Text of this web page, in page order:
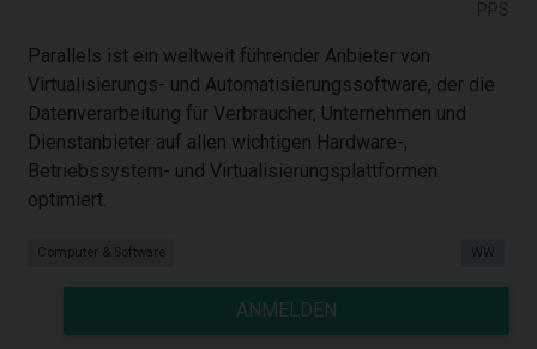
Parallels ist ein weltweit führender Anbieter von
Virtualisierungs- und Automatisierungssoftware, der die
Datenverarbeitung für Verbraucher, Unternehmen und
Dienstanbieter auf allen wichtigen Hardware-,
Betriebssystem- und Virtualisierungsplattformen
optimiert.
Computer & Software WW
ANMELDEN